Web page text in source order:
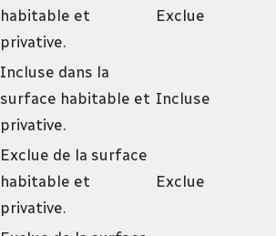
habitable et
privative.
Exclue
Incluse dans la
surface habitable et
privative.
Incluse
Exclue de la surface
habitable et
privative.
Exclue